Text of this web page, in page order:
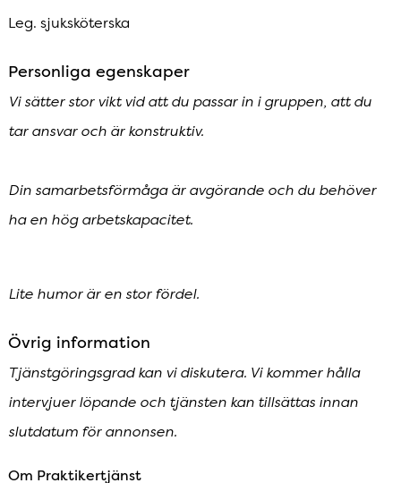
Leg. sjuksköterska
Personliga egenskaper
Vi sätter stor vikt vid att du passar in i gruppen, att du
tar ansvar och är konstruktiv.
Din samarbetsförmåga är avgörande och du behöver
ha en hög arbetskapacitet.
Lite humor är en stor fördel.
Övrig information
Tjänstgöringsgrad kan vi diskutera. Vi kommer hålla
intervjuer löpande och tjänsten kan tillsättas innan
slutdatum för annonsen.
Om Praktikertjänst